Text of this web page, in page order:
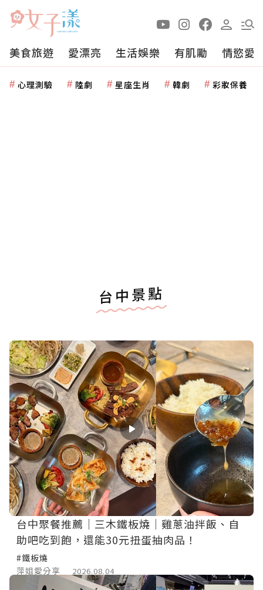
美食旅遊 愛漂亮 生活娛樂 有肌勵 情慾愛
心理測驗 陸劇 星座生肖 韓劇 彩妝保養
台中景點
台中聚餐推薦｜三木鐵板燒｜雞蔥油拌飯、自
助吧吃到飽，還能30元扭蛋抽肉品！
#鐵板燒
萍姐愛分享
2026.08.04